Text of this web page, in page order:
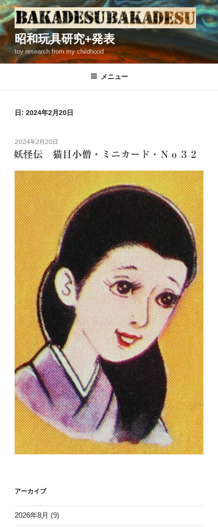
コ
ン
テ
ン
ツ
へ
昭和玩具研究+発表
toy research from my childhood
メニュー
日: 2024年2月20日
投
稿
日:
2024年2月20日
妖怪伝 猫目小僧・ミニカード・Ｎｏ３２
アーカイブ
2026年8月 (9)